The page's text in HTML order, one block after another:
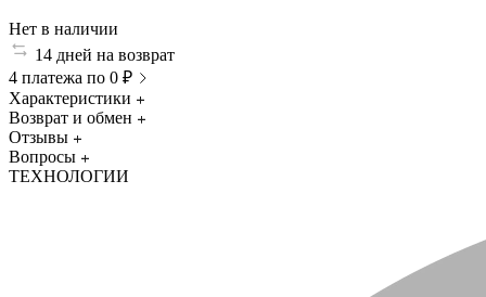
Нет в наличии
14 дней на возврат
4 платежа по 0 ₽
Характеристики
Возврат и обмен
Отзывы
Вопросы
ТЕХНОЛОГИИ